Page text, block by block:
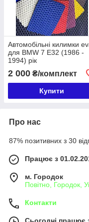
Автомобільні килимки
для BMW 7 E32 (1986 -
1994) рік
2 000 ₴/комплект
Купити
Про нас
87% позитивних з 30
Працює з
м. Городок
Повітно, Городок,
Контакти